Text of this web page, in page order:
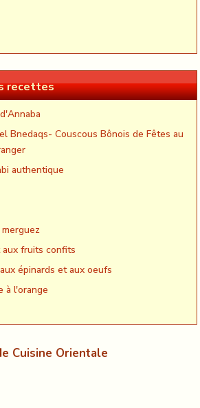
recettes
Bnedaqs- Couscous Bônois de Fêtes au
authentique
aux fruits confits
épinards et aux oeufs
à l'orange
Cuisine Orientale